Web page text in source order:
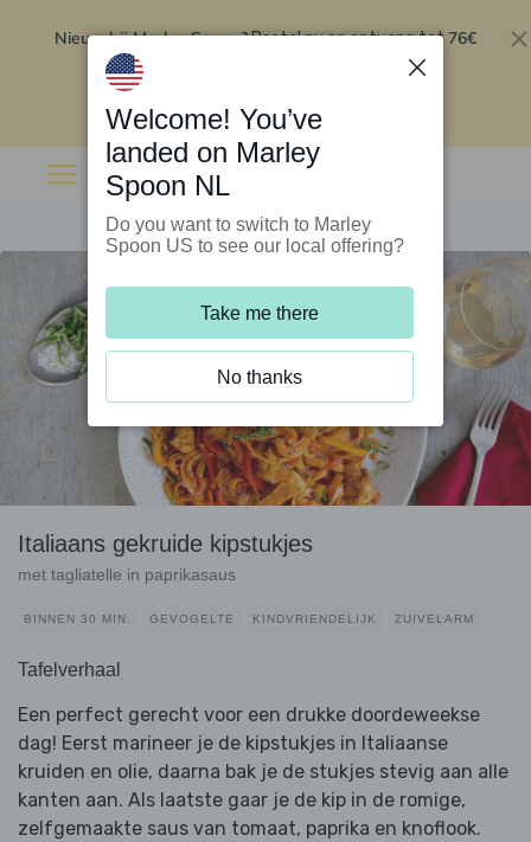
Nieuw bij Marley Spoon?Bestel nu en ontvang tot 76€
Italiaans gekruide kipstukjes
met tagliatelle in paprikasaus
BINNEN 30 MIN. GEVOGELTE KINDVRIENDELIJK ZUIVELARM
Tafelverhaal
Een perfect gerecht voor een drukke doordeweekse
dag! Eerst marineer je de kipstukjes in Italiaanse
kruiden en olie, daarna bak je de stukjes stevig aan alle
kanten aan. Als laatste gaar je de kip in de romige,
zelfgemaakte saus van tomaat, paprika en knoflook.
Welcome! You’ve
landed on Marley
Spoon NL
Do you want to switch to Marley
Spoon US to see our local offering?
Take me there
No thanks